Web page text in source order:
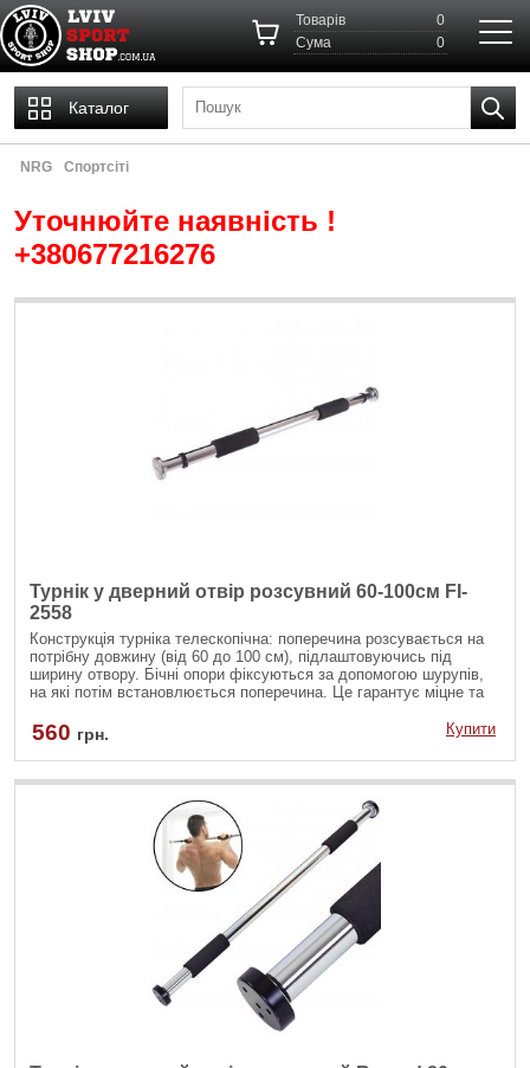
Товарів
0
Cума
0
Каталог
NRG Спортсіті
Уточнюйте наявність !
+380677216276
Турнік у дверний отвір розсувний 60-100см FI-
2558
Конструкція турніка телескопічна: поперечина розсувається на
потрібну довжину (від 60 до 100 см), підлаштовуючись під
ширину отвору. Бічні опори фіксуються за допомогою шурупів,
на які потім встановлюється поперечина. Це гарантує міцне та
інтенсивних вправ. Більше того, надійність фіксації дозволяє
використовувати турнік не тільки для підтягувань, а й як основу
для підвішування додаткового обладнання.
560 грн. Купити